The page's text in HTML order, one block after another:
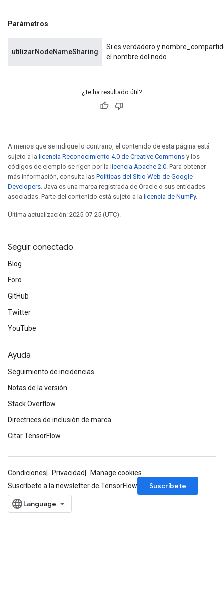
Parámetros
utilizarNodeNameSharing
Si es verdadero y
el nombre del nodo.
¿Te ha resultado útil?
A menos que se indique lo contrario, el contenido de esta página está
sujeto a la licencia Reconocimiento 4.0 de Creative Commons y los
códigos de ejemplo se rigen por la licencia Apache 2.0. Para obtener
más información, consulta las Políticas del Sitio Web de Google
Developers. Java es una marca registrada de Oracle o sus entidades
asociadas. Parte del contenido está sujeto a la licencia de NumPy.
Última actualización: 2025-07-25 (UTC).
Seguir conectado
Blog
Foro
GitHub
Twitter
YouTube
Ayuda
Seguimiento de incidencias
Notas de la versión
Stack Overflow
Directrices de inclusión de marca
Citar TensorFlow
Condiciones Privacidad
Manage cookies
Suscríbete a la newsletter de TensorFlow
Suscríbete